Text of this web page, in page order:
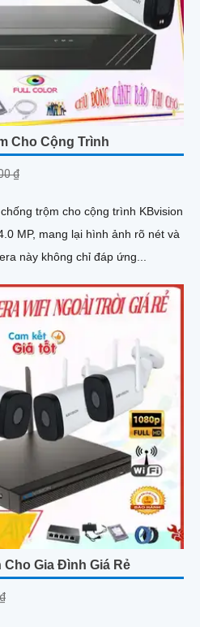
Cho Cộng Trình
₫
trộm cho cộng trình KBvision
MP, mang lại hình ảnh rõ nét và
hơn. Bộ camera này không chỉ đáp ứng...
Cho Gia Đình Giá Rẻ